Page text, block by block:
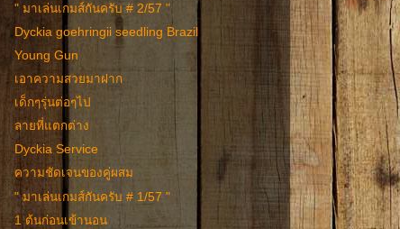
" มาเล่นเกมส์กันครับ # 2/57 "
Dyckia goehringii seedling Brazil
Young Gun
เอาความสวยมาฝาก
เด็กๆรุ่นต่อๆไป
ลายที่แตกต่าง
Dyckia Service
ความชัดเจนของคู่ผสม
" มาเล่นเกมส์กันครับ # 1/57 "
1 ต้นก่อนเข้านอน